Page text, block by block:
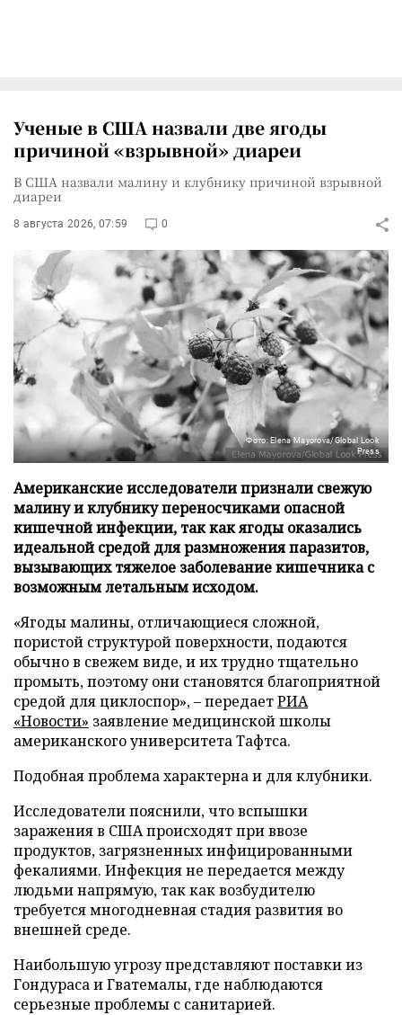
Ученые в США назвали две ягоды
причиной «взрывной» диареи
В США назвали малину и клубнику причиной взрывной
диареи
8 августа 2026, 07:59 0
Фото: Elena Mayorova/Global Look
Press
Американские исследователи признали свежую
малину и клубнику переносчиками опасной
кишечной инфекции, так как ягоды оказались
идеальной средой для размножения паразитов,
вызывающих тяжелое заболевание кишечника с
возможным летальным исходом.
«Ягоды малины, отличающиеся сложной,
пористой структурой поверхности, подаются
обычно в свежем виде, и их трудно тщательно
промыть, поэтому они становятся благоприятной
средой для циклоспор», – передаетРИА
«Новости» заявление медицинской школы
американского университета Тафтса.
Подобная проблема характерна и для клубники.
Исследователи пояснили, что вспышки
заражения в США происходят при ввозе
продуктов, загрязненных инфицированными
фекалиями. Инфекция не передается между
людьми напрямую, так как возбудителю
требуется многодневная стадия развития во
внешней среде.
Наибольшую угрозу представляют поставки из
Гондураса и Гватемалы, где наблюдаются
серьезные проблемы с санитарией.